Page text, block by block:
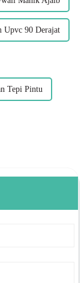
Upvc 90 Derajat
Tepi Pintu